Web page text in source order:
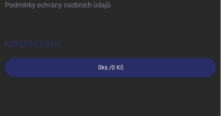
Podmínky ochrany osobních údajů
NÁKUPNÍ KOŠÍK
0ks /0 Kč